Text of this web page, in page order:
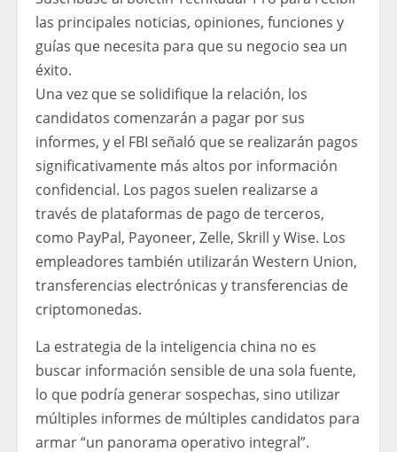
las principales noticias, opiniones, funciones y
guías que necesita para que su negocio sea un
éxito.
Una vez que se solidifique la relación, los
candidatos comenzarán a pagar por sus
informes, y el FBI señaló que se realizarán pagos
significativamente más altos por información
confidencial. Los pagos suelen realizarse a
través de plataformas de pago de terceros,
como PayPal, Payoneer, Zelle, Skrill y Wise. Los
empleadores también utilizarán Western Union,
transferencias electrónicas y transferencias de
criptomonedas.
La estrategia de la inteligencia china no es
buscar información sensible de una sola fuente,
lo que podría generar sospechas, sino utilizar
múltiples informes de múltiples candidatos para
armar “un panorama operativo integral”.